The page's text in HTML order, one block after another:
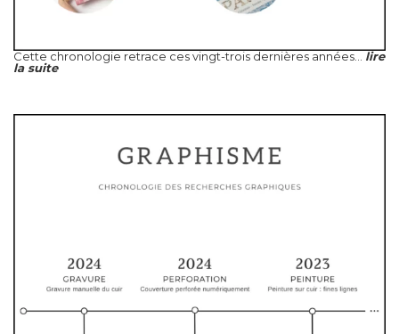
Cette chronologie retrace ces vingt-trois dernières années... lire
la suite